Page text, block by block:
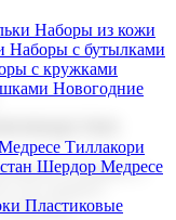
Наборы из кожи
Наборы с бутылками
с кружками
Новогодние
Тиллакори
Шердор Медресе
Пластиковые
подарков и
вы найдете